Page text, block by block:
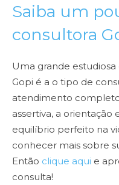
Saiba um
consultora
Uma grande
Gopi é a o tipo de
atendimento
assertiva, a orientação
equilíbrio perfeito na
conhecer mais sobre
Então clique aqui e
consulta!